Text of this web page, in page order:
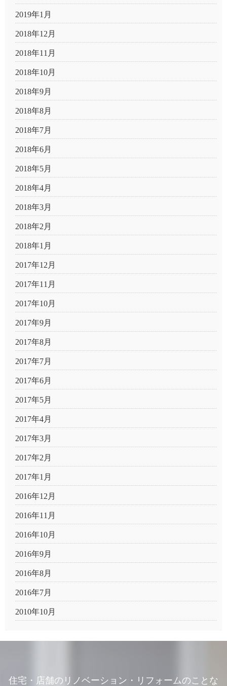
2019年1月
2018年12月
2018年11月
2018年10月
2018年9月
2018年8月
2018年7月
2018年6月
2018年5月
2018年4月
2018年3月
2018年2月
2018年1月
2017年12月
2017年11月
2017年10月
2017年9月
2017年8月
2017年7月
2017年6月
2017年5月
2017年4月
2017年3月
2017年2月
2017年1月
2016年12月
2016年11月
2016年10月
2016年9月
2016年8月
2016年7月
2010年10月
住宅・店舗のリノベーション・リフォームのことな